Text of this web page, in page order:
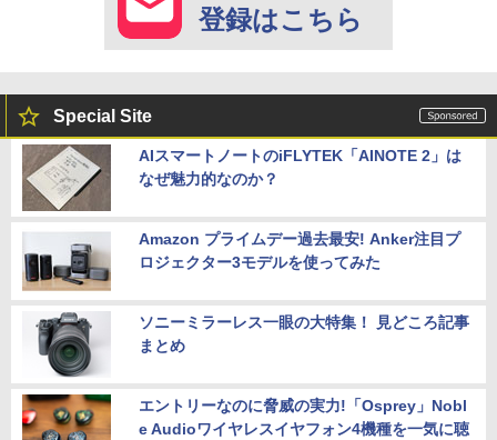
登録はこちら
Special Site
AIスマートノートのiFLYTEK「AINOTE 2」は
なぜ魅力的なのか？
Amazon プライムデー過去最安! Anker注目プ
ロジェクター3モデルを使ってみた
ソニーミラーレス一眼の大特集！ 見どころ記事
まとめ
エントリーなのに脅威の実力!「Osprey」Nobl
e Audioワイヤレスイヤフォン4機種を一気に聴